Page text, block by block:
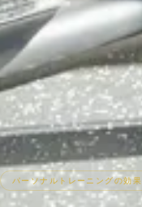
パーソナルトレーニングの効果